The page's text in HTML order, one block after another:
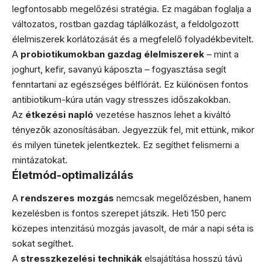
legfontosabb megelőzési stratégia. Ez magában foglalja a
változatos, rostban gazdag táplálkozást, a feldolgozott
élelmiszerek korlátozását és a megfelelő folyadékbevitelt.
A probiotikumokban gazdag élelmiszerek – mint a
joghurt, kefir, savanyú káposzta – fogyasztása segít
fenntartani az egészséges bélflórát. Ez különösen fontos
antibiotikum-kúra után vagy stresszes időszakokban.
Az étkezési napló vezetése hasznos lehet a kiváltó
tényezők azonosításában. Jegyezzük fel, mit ettünk, mikor
és milyen tünetek jelentkeztek. Ez segíthet felismerni a
mintázatokat.
Életmód-optimalizálás
A rendszeres mozgás nemcsak megelőzésben, hanem
kezelésben is fontos szerepet játszik. Heti 150 perc
közepes intenzitású mozgás javasolt, de már a napi séta is
sokat segíthet.
A stresszkezelési technikák elsajátítása hosszú távú